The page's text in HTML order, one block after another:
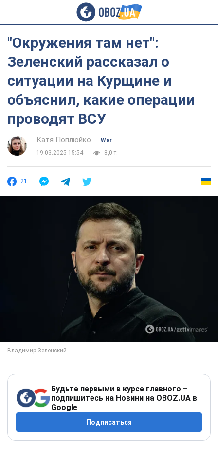
"Окружения там нет":
Зеленский рассказал о
ситуации на Курщине и
объяснил, какие операции
проводят ВСУ
Катя Поплюйко
War
19.03.2025 15:54
8,0 т.
21
Будьте первыми в курсе главного –
подпишитесь на Новини на OBOZ.UA в
Google
Подписаться